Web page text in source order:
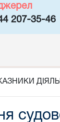
207-35-46